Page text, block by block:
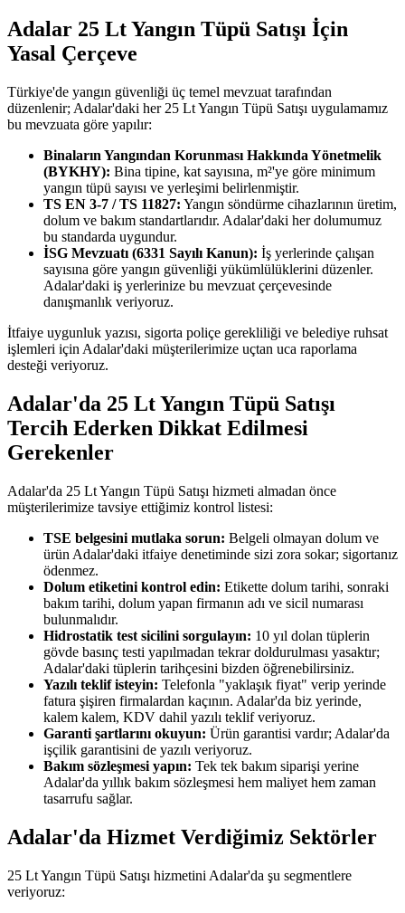
Adalar 25 Lt Yangın Tüpü Satışı İçin
Yasal Çerçeve
Türkiye'de yangın güvenliği üç temel mevzuat tarafından
düzenlenir; Adalar'daki her 25 Lt Yangın Tüpü Satışı uygulamamız
bu mevzuata göre yapılır:
Binaların Yangından Korunması Hakkında Yönetmelik
(BYKHY): Bina tipine, kat sayısına, m²'ye göre minimum
yangın tüpü sayısı ve yerleşimi belirlenmiştir.
TS EN 3-7 / TS 11827: Yangın söndürme cihazlarının üretim,
dolum ve bakım standartlarıdır. Adalar'daki her dolumumuz
bu standarda uygundur.
İSG Mevzuatı (6331 Sayılı Kanun): İş yerlerinde çalışan
sayısına göre yangın güvenliği yükümlülüklerini düzenler.
Adalar'daki iş yerlerinize bu mevzuat çerçevesinde
danışmanlık veriyoruz.
İtfaiye uygunluk yazısı, sigorta poliçe gerekliliği ve belediye ruhsat
işlemleri için Adalar'daki müşterilerimize uçtan uca raporlama
desteği veriyoruz.
Adalar'da 25 Lt Yangın Tüpü Satışı
Tercih Ederken Dikkat Edilmesi
Gerekenler
Adalar'da 25 Lt Yangın Tüpü Satışı hizmeti almadan önce
müşterilerimize tavsiye ettiğimiz kontrol listesi:
TSE belgesini mutlaka sorun: Belgeli olmayan dolum ve
ürün Adalar'daki itfaiye denetiminde sizi zora sokar; sigortanız
ödenmez.
Dolum etiketini kontrol edin: Etikette dolum tarihi, sonraki
bakım tarihi, dolum yapan firmanın adı ve sicil numarası
bulunmalıdır.
Hidrostatik test sicilini sorgulayın: 10 yıl dolan tüplerin
gövde basınç testi yapılmadan tekrar doldurulması yasaktır;
Adalar'daki tüplerin tarihçesini bizden öğrenebilirsiniz.
Yazılı teklif isteyin: Telefonla "yaklaşık fiyat" verip yerinde
fatura şişiren firmalardan kaçının. Adalar'da biz yerinde,
kalem kalem, KDV dahil yazılı teklif veriyoruz.
Garanti şartlarını okuyun: Ürün garantisi vardır; Adalar'da
işçilik garantisini de yazılı veriyoruz.
Bakım sözleşmesi yapın: Tek tek bakım siparişi yerine
Adalar'da yıllık bakım sözleşmesi hem maliyet hem zaman
tasarrufu sağlar.
Adalar'da Hizmet Verdiğimiz Sektörler
25 Lt Yangın Tüpü Satışı hizmetini Adalar'da şu segmentlere
veriyoruz: